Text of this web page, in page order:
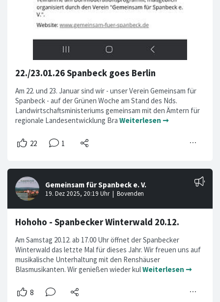
22./23.01.26 Spanbeck goes Berlin
Am 22. und 23. Januar sind wir - unser Verein Gemeinsam für
Spanbeck - auf der Grünen Woche am Stand des Nds.
Landwirtschaftsministeriums gemeinsam mit den Ämtern für
regionale Landesentwicklung Bra Weiterlesen ➞
Hohoho - Spanbecker Winterwald 20.12.
Am Samstag 20.12. ab 17.00 Uhr öffnet der Spanbecker
Winterwald das letzte Mal für dieses Jahr. Wir freuen uns auf
musikalische Unterhaltung mit den Renshäuser
Blasmusikanten. Wir genießen wieder kulWeiterlesen ➞